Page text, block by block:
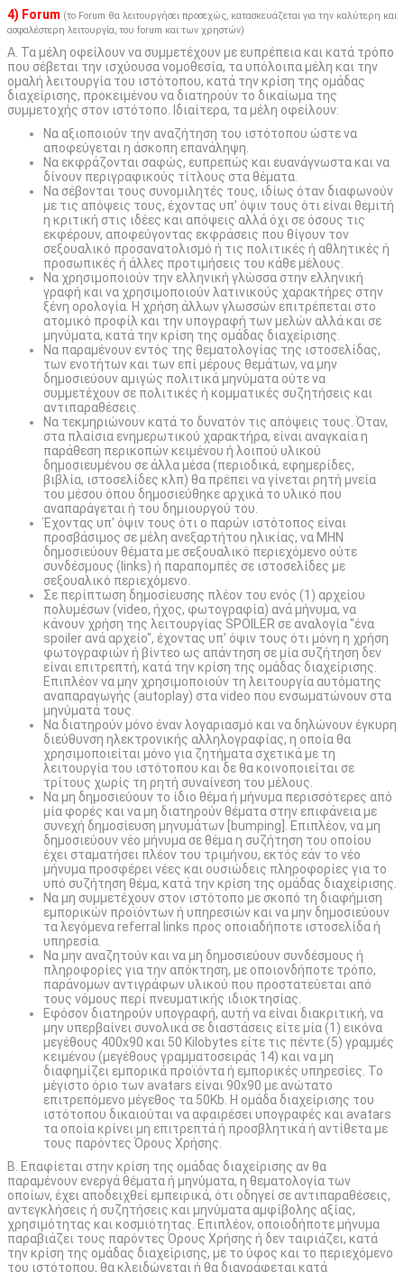
4) Forum (το Forum θα λειτουργήσει προσεχώς, κατασκευάζεται για την καλύτερη και
ασφαλέστερη λειτουργία, του forum και των χρηστών)
Α. Τα μέλη οφείλουν να συμμετέχουν με ευπρέπεια και κατά τρόπο
που σέβεται την ισχύουσα νομοθεσία, τα υπόλοιπα μέλη και την
ομαλή λειτουργία του ιστότοπου, κατά την κρίση της ομάδας
διαχείρισης, προκειμένου να διατηρούν το δικαίωμα της
συμμετοχής στον ιστότοπο. Ιδιαίτερα, τα μέλη οφείλουν:
Να αξιοποιούν την αναζήτηση του ιστότοπου ώστε να
αποφεύγεται η άσκοπη επανάληψη.
Να εκφράζονται σαφώς, ευπρεπώς και ευανάγνωστα και να
δίνουν περιγραφικούς τίτλους στα θέματα.
Να σέβονται τους συνομιλητές τους, ιδίως όταν διαφωνούν
με τις απόψεις τους, έχοντας υπ’ όψιν τους ότι είναι θεμιτή
η κριτική στις ιδέες και απόψεις αλλά όχι σε όσους τις
εκφέρουν, αποφεύγοντας εκφράσεις που θίγουν τον
σεξουαλικό προσανατολισμό ή τις πολιτικές ή αθλητικές ή
προσωπικές ή άλλες προτιμήσεις του κάθε μέλους.
Να χρησιμοποιούν την ελληνική γλώσσα στην ελληνική
γραφή και να χρησιμοποιούν λατινικούς χαρακτήρες στην
ξένη ορολογία. Η χρήση άλλων γλωσσών επιτρέπεται στο
ατομικό προφίλ και την υπογραφή των μελών αλλά και σε
μηνύματα, κατά την κρίση της ομάδας διαχείρισης.
Να παραμένουν εντός της θεματολογίας της ιστοσελίδας,
των ενοτήτων και των επί μέρους θεμάτων, να μην
δημοσιεύουν αμιγώς πολιτικά μηνύματα ούτε να
συμμετέχουν σε πολιτικές ή κομματικές συζητήσεις και
αντιπαραθέσεις.
Να τεκμηριώνουν κατά το δυνατόν τις απόψεις τους. Όταν,
στα πλαίσια ενημερωτικού χαρακτήρα, είναι αναγκαία η
παράθεση περικοπών κειμένου ή λοιπού υλικού
δημοσιευμένου σε άλλα μέσα (περιοδικά, εφημερίδες,
βιβλία, ιστοσελίδες κλπ) θα πρέπει να γίνεται ρητή μνεία
του μέσου όπου δημοσιεύθηκε αρχικά το υλικό που
αναπαράγεται ή του δημιουργού του.
Έχοντας υπ’ όψιν τους ότι ο παρών ιστότοπος είναι
προσβάσιμος σε μέλη ανεξαρτήτου ηλικίας, να ΜΗΝ
δημοσιεύουν θέματα με σεξουαλικό περιεχόμενο ούτε
συνδέσμους (links) ή παραπομπές σε ιστοσελίδες με
σεξουαλικό περιεχόμενο.
Σε περίπτωση δημοσίευσης πλέον του ενός (1) αρχείου
πολυμέσων (video, ήχος, φωτογραφία) ανά μήνυμα, να
κάνουν χρήση της λειτουργίας SPOILER σε αναλογία "ένα
spoiler ανά αρχείο", έχοντας υπ’ όψιν τους ότι μόνη η χρήση
φωτογραφιών ή βίντεο ως απάντηση σε μία συζήτηση δεν
είναι επιτρεπτή, κατά την κρίση της ομάδας διαχείρισης.
Επιπλέον να μην χρησιμοποιούν τη λειτουργία αυτόματης
αναπαραγωγής (autoplay) στα video που ενσωματώνουν στα
μηνύματά τους.
Να διατηρούν μόνο έναν λογαριασμό και να δηλώνουν έγκυρη
διεύθυνση ηλεκτρονικής αλληλογραφίας, η οποία θα
χρησιμοποιείται μόνο για ζητήματα σχετικά με τη
λειτουργία του ιστότοπου και δε θα κοινοποιείται σε
τρίτους χωρίς τη ρητή συναίνεση του μέλους.
Να μη δημοσιεύουν το ίδιο θέμα ή μήνυμα περισσότερες από
μία φορές και να μη διατηρούν θέματα στην επιφάνεια με
συνεχή δημοσίευση μηνυμάτων [bumping]. Επιπλέον, να μη
δημοσιεύουν νέο μήνυμα σε θέμα η συζήτηση του οποίου
έχει σταματήσει πλέον του τριμήνου, εκτός εάν το νέο
μήνυμα προσφέρει νέες και ουσιώδεις πληροφορίες για το
υπό συζήτηση θέμα, κατά την κρίση της ομάδας διαχείρισης.
Να μη συμμετέχουν στον ιστότοπο με σκοπό τη διαφήμιση
εμπορικών προϊόντων ή υπηρεσιών και να μην δημοσιεύουν
τα λεγόμενα referral links προς οποιαδήποτε ιστοσελίδα ή
υπηρεσία.
Να μην αναζητούν και να μη δημοσιεύουν συνδέσμους ή
πληροφορίες για την απόκτηση, με οποιονδήποτε τρόπο,
παράνομων αντιγράφων υλικού που προστατεύεται από
τους νόμους περί πνευματικής ιδιοκτησίας.
Εφόσον διατηρούν υπογραφή, αυτή να είναι διακριτική, να
μην υπερβαίνει συνολικά σε διαστάσεις είτε μία (1) εικόνα
μεγέθους 400x90 και 50 Kilobytes είτε τις πέντε (5) γραμμές
κειμένου (μεγέθους γραμματοσειράς 14) και να μη
διαφημίζει εμπορικά προϊόντα ή εμπορικές υπηρεσίες. Το
μέγιστο όριο των avatars είναι 90x90 με ανώτατο
επιτρεπόμενο μέγεθος τα 50Kb. Η ομάδα διαχείρισης του
ιστότοπου δικαιούται να αφαιρέσει υπογραφές και avatars
τα οποία κρίνει μη επιτρεπτά ή προσβλητικά ή αντίθετα με
τους παρόντες Όρους Χρήσης.
Β. Επαφίεται στην κρίση της ομάδας διαχείρισης αν θα
παραμένουν ενεργά θέματα ή μηνύματα, η θεματολογία των
οποίων, έχει αποδειχθεί εμπειρικά, ότι οδηγεί σε αντιπαραθέσεις,
αντεγκλήσεις ή συζητήσεις και μηνύματα αμφίβολης αξίας,
χρησιμότητας και κοσμιότητας. Επιπλέον, οποιοδήποτε μήνυμα
παραβιάζει τους παρόντες Όρους Χρήσης ή δεν ταιριάζει, κατά
την κρίση της ομάδας διαχείρισης, με το ύφος και το περιεχόμενο
του ιστότοπου, θα κλειδώνεται ή θα διαγράφεται κατά